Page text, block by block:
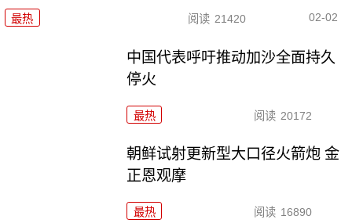
最热 阅读 21420 02-02
中国代表呼吁推动加沙全面持久
停火
最热 阅读 20172
朝鲜试射更新型大口径火箭炮 金
正恩观摩
最热 阅读 16890